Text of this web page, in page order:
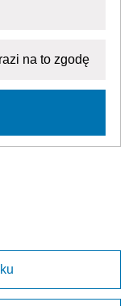
na to zgodę